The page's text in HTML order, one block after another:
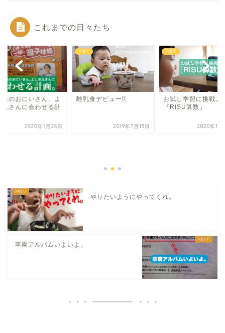
これまでの日々たち
操のおにいさん、よ
兄さんに会わせる計
2020年1月26日
子育て
離乳食デビュー!!
2019年7月15日
子育て
お試し学習に挑戦。
『RISU算数』
2020年11
やりたいようにやってくれ。
卒園アルバムいよいよ。